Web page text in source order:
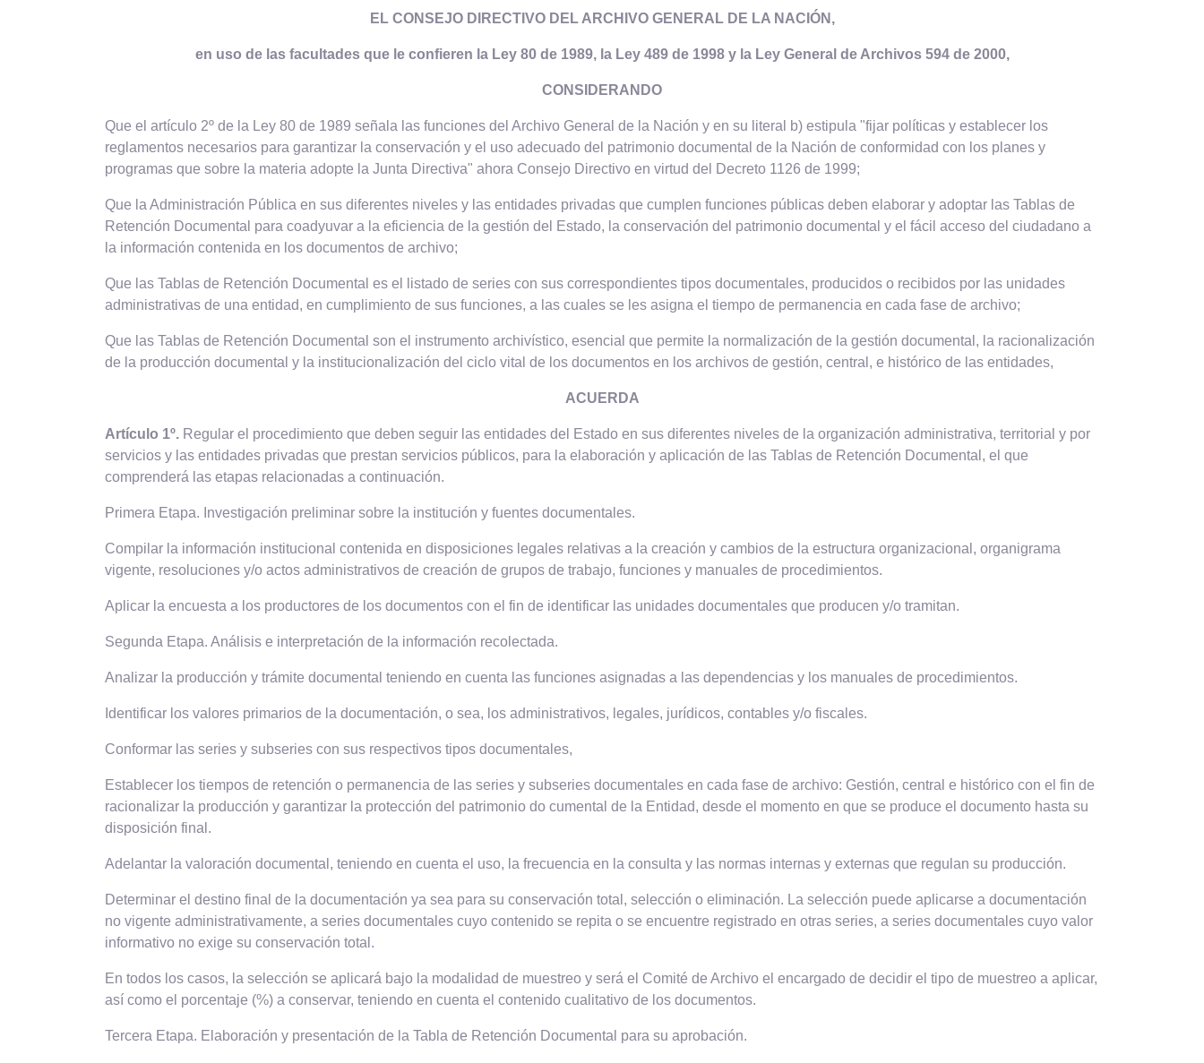
EL CONSEJO DIRECTIVO DEL ARCHIVO GENERAL DE LA NACIÓN,
en uso de las facultades que le confieren la Ley 80 de 1989, la Ley 489 de 1998 y la Ley General de Archivos 594 de 2000,
CONSIDERANDO
Que el artículo 2º de la Ley 80 de 1989 señala las funciones del Archivo General de la Nación y en su literal b) estipula "fijar políticas y establecer los
reglamentos necesarios para garantizar la conservación y el uso adecuado del patrimonio documental de la Nación de conformidad con los planes y
programas que sobre la materia adopte la Junta Directiva" ahora Consejo Directivo en virtud del Decreto 1126 de 1999;
Que la Administración Pública en sus diferentes niveles y las entidades privadas que cumplen funciones públicas deben elaborar y adoptar las Tablas de
Retención Documental para coadyuvar a la eficiencia de la gestión del Estado, la conservación del patrimonio documental y el fácil acceso del ciudadano a
la información contenida en los documentos de archivo;
Que las Tablas de Retención Documental es el listado de series con sus correspondientes tipos documentales, producidos o recibidos por las unidades
administrativas de una entidad, en cumplimiento de sus funciones, a las cuales se les asigna el tiempo de permanencia en cada fase de archivo;
Que las Tablas de Retención Documental son el instrumento archivístico, esencial que permite la normalización de la gestión documental, la racionalización
de la producción documental y la institucionalización del ciclo vital de los documentos en los archivos de gestión, central, e histórico de las entidades,
ACUERDA
Artículo 1º. Regular el procedimiento que deben seguir las entidades del Estado en sus diferentes niveles de la organización administrativa, territorial y por
servicios y las entidades privadas que prestan servicios públicos, para la elaboración y aplicación de las Tablas de Retención Documental, el que
comprenderá las etapas relacionadas a continuación.
Primera Etapa. Investigación preliminar sobre la institución y fuentes documentales.
Compilar la información institucional contenida en disposiciones legales relativas a la creación y cambios de la estructura organizacional, organigrama
vigente, resoluciones y/o actos administrativos de creación de grupos de trabajo, funciones y manuales de procedimientos.
Aplicar la encuesta a los productores de los documentos con el fin de identificar las unidades documentales que producen y/o tramitan.
Segunda Etapa. Análisis e interpretación de la información recolectada.
Analizar la producción y trámite documental teniendo en cuenta las funciones asignadas a las dependencias y los manuales de procedimientos.
Identificar los valores primarios de la documentación, o sea, los administrativos, legales, jurídicos, contables y/o fiscales.
Conformar las series y subseries con sus respectivos tipos documentales,
Establecer los tiempos de retención o permanencia de las series y subseries documentales en cada fase de archivo: Gestión, central e histórico con el fin de
racionalizar la producción y garantizar la protección del patrimonio do cumental de la Entidad, desde el momento en que se produce el documento hasta su
disposición final.
Adelantar la valoración documental, teniendo en cuenta el uso, la frecuencia en la consulta y las normas internas y externas que regulan su producción.
Determinar el destino final de la documentación ya sea para su conservación total, selección o eliminación. La selección puede aplicarse a documentación
no vigente administrativamente, a series documentales cuyo contenido se repita o se encuentre registrado en otras series, a series documentales cuyo valor
informativo no exige su conservación total.
En todos los casos, la selección se aplicará bajo la modalidad de muestreo y será el Comité de Archivo el encargado de decidir el tipo de muestreo a aplicar,
así como el porcentaje (%) a conservar, teniendo en cuenta el contenido cualitativo de los documentos.
Tercera Etapa. Elaboración y presentación de la Tabla de Retención Documental para su aprobación.